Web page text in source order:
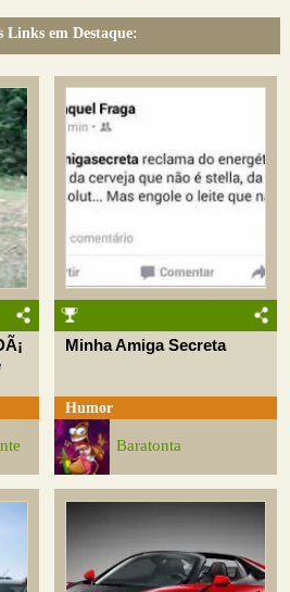
em Destaque:
Minha Amiga Secreta
Humor
Baratonta